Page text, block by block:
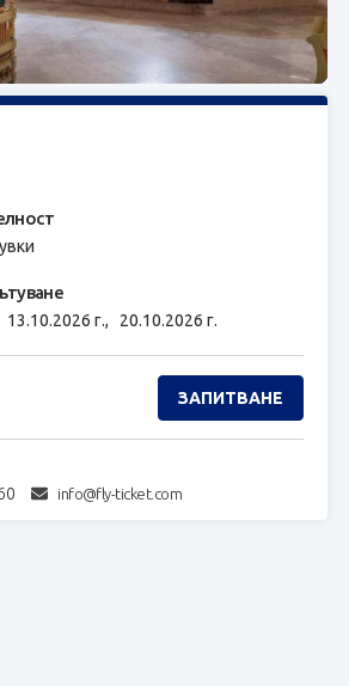
ЗАПИТВАНЕ
13.10.2026 г., 20.10.2026 г.
info@fly-ticket.com
ЗАПИТВАНЕ